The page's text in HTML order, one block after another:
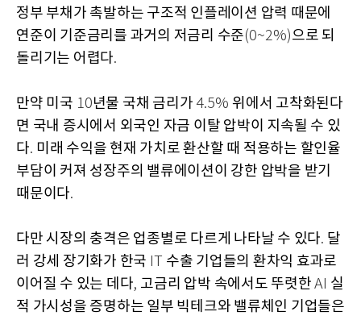
정부 부채가 촉발하는 구조적 인플레이션 압력 때문에
연준이 기준금리를 과거의 저금리 수준(0~2%)으로 되
돌리기는 어렵다.
만약 미국 10년물 국채 금리가 4.5% 위에서 고착화된다
면 국내 증시에서 외국인 자금 이탈 압박이 지속될 수 있
다. 미래 수익을 현재 가치로 환산할 때 적용하는 할인율
부담이 커져 성장주의 밸류에이션이 강한 압박을 받기
때문이다.
다만 시장의 충격은 업종별로 다르게 나타날 수 있다. 달
러 강세 장기화가 한국 IT 수출 기업들의 환차익 효과로
이어질 수 있는 데다, 고금리 압박 속에서도 뚜렷한AI 실
적 가시성을 증명하는 일부 빅테크와 밸류체인 기업들은